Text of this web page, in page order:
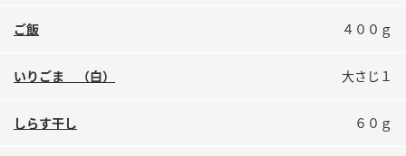
ミツカンのCMキッザニア東京「ぽん酢工房」
ご飯 ４００ｇ
いりごま （白） 大さじ１
しらす干し ６０ｇ